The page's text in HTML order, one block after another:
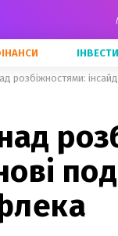
розбіжностями: